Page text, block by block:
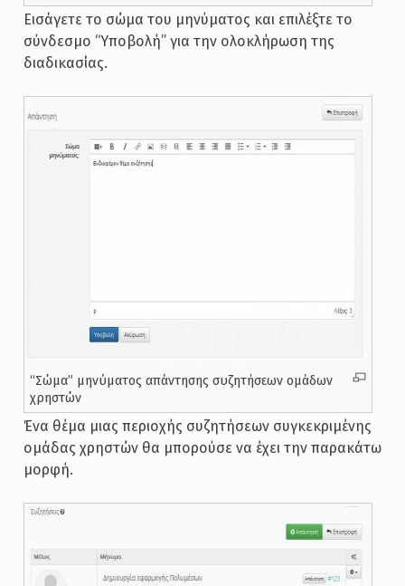
Εισάγετε το σώμα του μηνύματος και επιλέξτε το
σύνδεσμο “Υποβολή” για την ολοκλήρωση της
διαδικασίας.
“Σώμα” μηνύματος απάντησης συζητήσεων ομάδων
χρηστών
Ένα θέμα μιας περιοχής συζητήσεων συγκεκριμένης
ομάδας χρηστών θα μπορούσε να έχει την παρακάτω
μορφή.